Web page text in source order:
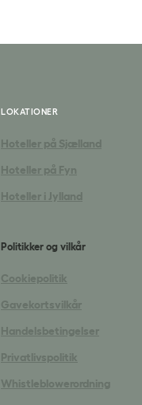
LOKATIONER
Hoteller på Sjælland
Hoteller på Fyn
Hoteller i Jylland
Politikker og vilkår
Cookiepolitik
Gavekortsvilkår
Handelsbetingelser
Privatlivspolitik
Whistleblowerordning